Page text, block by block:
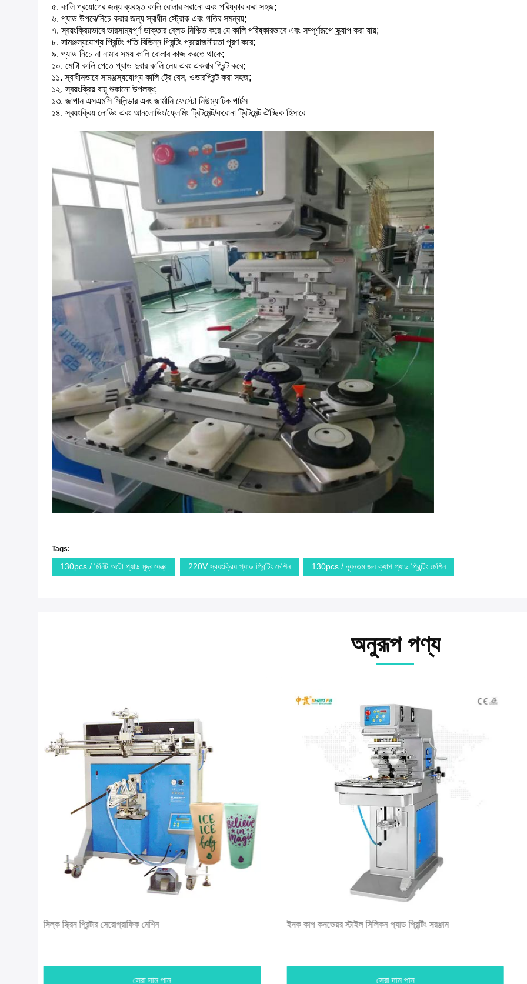
৫. কালি প্রয়োগের জন্য ব্যবহৃত কালি রোলার সরানো এবং পরিষ্কার করা সহজ;
৬. প্যাড উপরে/নিচে করার জন্য স্বাধীন স্ট্রোক এবং গতির সমন্বয়;
৭. স্বয়ংক্রিয়ভাবে ভারসাম্যপূর্ণ ডাক্তার ব্লেড নিশ্চিত করে যে কালি পরিষ্কারভাবে এবং সম্পূর্ণরূপে স্ক্র্যাপ করা যায়;
৮. সামঞ্জস্যযোগ্য প্রিন্টিং গতি বিভিন্ন প্রিন্টিং প্রয়োজনীয়তা পূরণ করে;
৯. প্যাড নিচে না নামার সময় কালি রোলার কাজ করতে থাকে;
১০. মোটা কালি পেতে প্যাড দুবার কালি নেয় এবং একবার প্রিন্ট করে;
১১. স্বাধীনভাবে সামঞ্জস্যযোগ্য কালি ট্রে বেস, ওভারপ্রিন্ট করা সহজ;
১২. স্বয়ংক্রিয় বায়ু শুকানো উপলব্ধ;
১৩. জাপান এসএমসি সিলিন্ডার এবং জার্মানি ফেস্টো নিউম্যাটিক পার্টস
১৪. স্বয়ংক্রিয় লোডিং এবং আনলোডিং/ফ্লেমিং ট্রিটমেন্ট/করোনা ট্রিটমেন্ট ঐচ্ছিক হিসাবে
Tags:
130pcs / মিনিট অটো প্যাড মুদ্রণযন্ত্র 220V স্বয়ংক্রিয় প্যাড প্রিন্টিং মেশিন 130pcs / ন্যূনতম জল ক্যাপ প্যাড প্রিন্টিং মেশিন
অনুরূপ পণ্য
সিল্ক স্ক্রিন প্রিন্টার সেরোগ্রাফিক মেশিন
সেরা দাম পান
ইনক কাপ কনভেয়র স্টাইল সিলিকন প্যাড প্রিন্টিং সরঞ্জাম
সেরা দাম পান